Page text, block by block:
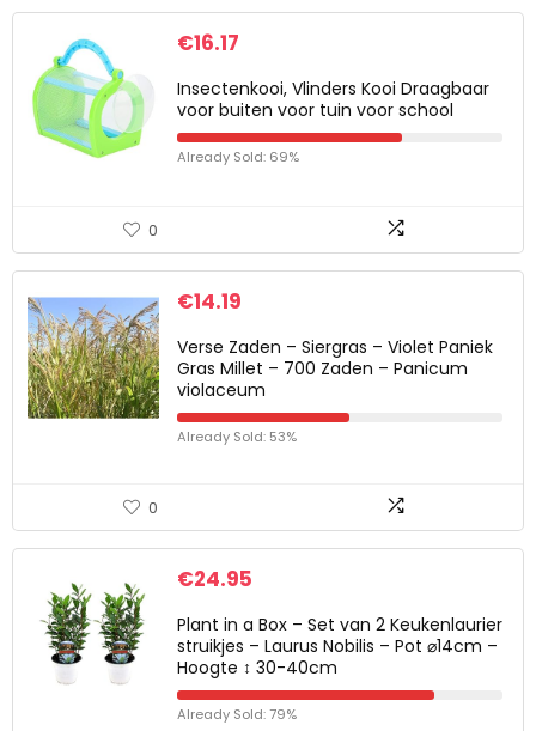
€16.17
Insectenkooi, Vlinders Kooi Draagbaar
voor buiten voor tuin voor school
Already Sold: 69%
0
€14.19
Verse Zaden – Siergras – Violet Paniek
Gras Millet – 700 Zaden – Panicum
violaceum
Already Sold: 53%
0
€24.95
Plant in a Box – Set van 2 Keukenlaurier
struikjes – Laurus Nobilis – Pot ⌀14cm –
Hoogte ↕ 30-40cm
Already Sold: 79%